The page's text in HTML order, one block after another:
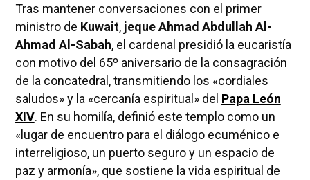
Tras mantener conversaciones con el primer
ministro de Kuwait, jeque Ahmad Abdullah Al-
Ahmad Al-Sabah, el cardenal presidió la eucaristía
con motivo del 65º aniversario de la consagración
de la concatedral, transmitiendo los «cordiales
saludos» y la «cercanía espiritual» del Papa León
XIV. En su homilía, definió este templo como un
«lugar de encuentro para el diálogo ecuménico e
interreligioso, un puerto seguro y un espacio de
paz y armonía», que sostiene la vida espiritual de